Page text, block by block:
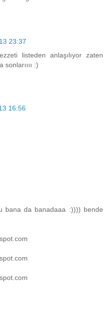
23:37
listeden anlaşılıyor zaten
:)
16:56
bana da banadaaa :)))) bende